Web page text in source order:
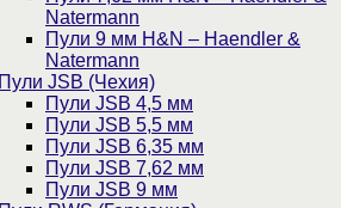
Natermann
Пули 9 мм H&N – Haendler &
Natermann
Пули JSB (Чехия)
Пули JSB 4,5 мм
Пули JSB 5,5 мм
Пули JSB 6,35 мм
Пули JSB 7,62 мм
Пули JSB 9 мм